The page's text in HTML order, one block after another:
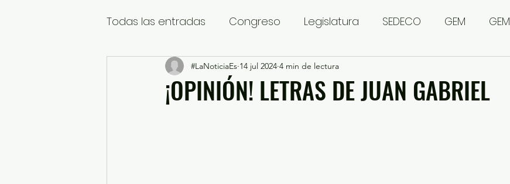
Todas las entradas Congreso Legislatura SEDECO GEM GEM
Nacional Estatal Gubernatura Edoméx 2023
¡OPINIÓN! LETRAS DE JUAN GABRIEL
#LaNoticiaEs 14 jul 2024 4 min de lectura